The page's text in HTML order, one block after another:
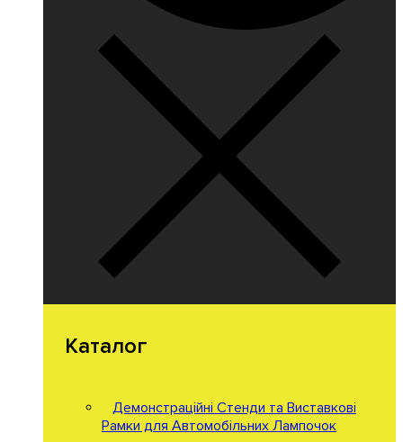
Каталог
Демонстраційні Стенди та Виставкові
Рамки для Автомобільних Лампочок